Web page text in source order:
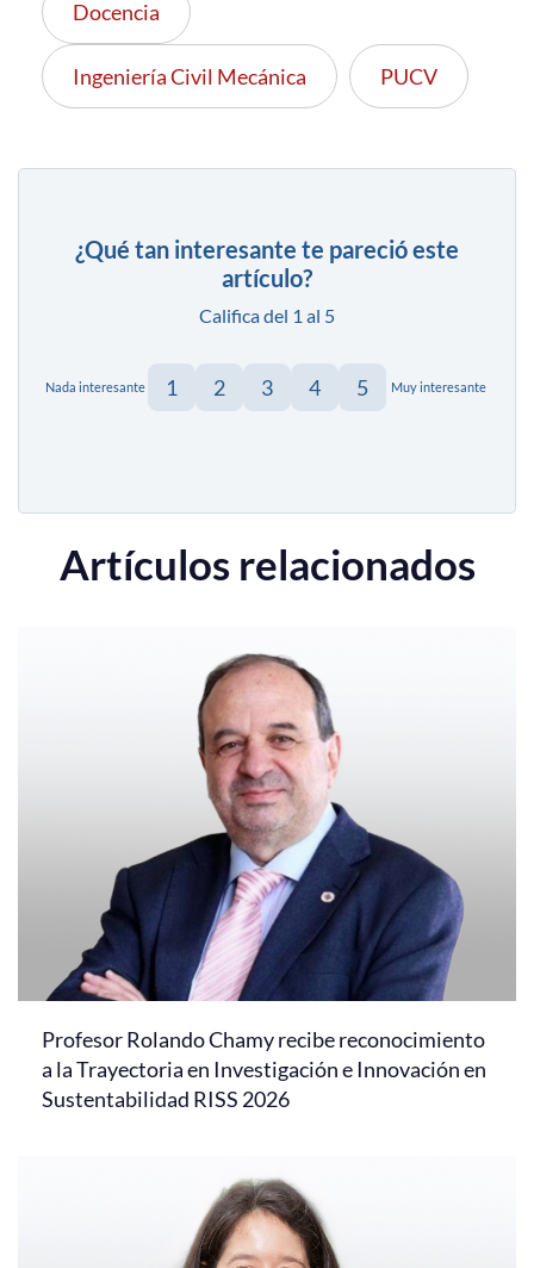
Docencia
Ingeniería Civil Mecánica PUCV
¿Qué tan interesante te pareció este
artículo?
Califica del 1 al 5
Nada interesante 1 2 3 4 5 Muy interesante
Artículos relacionados
Profesor Rolando Chamy recibe reconocimiento
a la Trayectoria en Investigación e Innovación en
Sustentabilidad RISS 2026